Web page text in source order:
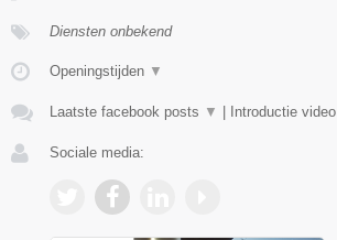
Diensten onbekend
Openingstijden ▼
Laatste facebook posts ▼ | Introductie video
Sociale media: